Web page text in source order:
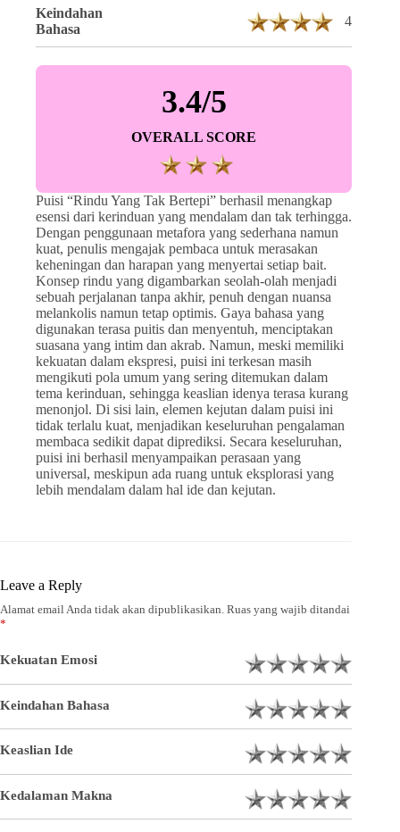
Keindahan
Bahasa
4
3.4/5
OVERALL SCORE
Puisi “Rindu Yang Tak Bertepi” berhasil menangkap
esensi dari kerinduan yang mendalam dan tak terhingga.
Dengan penggunaan metafora yang sederhana namun
kuat, penulis mengajak pembaca untuk merasakan
keheningan dan harapan yang menyertai setiap bait.
Konsep rindu yang digambarkan seolah-olah menjadi
sebuah perjalanan tanpa akhir, penuh dengan nuansa
melankolis namun tetap optimis. Gaya bahasa yang
digunakan terasa puitis dan menyentuh, menciptakan
suasana yang intim dan akrab. Namun, meski memiliki
kekuatan dalam ekspresi, puisi ini terkesan masih
mengikuti pola umum yang sering ditemukan dalam
tema kerinduan, sehingga keaslian idenya terasa kurang
menonjol. Di sisi lain, elemen kejutan dalam puisi ini
tidak terlalu kuat, menjadikan keseluruhan pengalaman
membaca sedikit dapat diprediksi. Secara keseluruhan,
puisi ini berhasil menyampaikan perasaan yang
universal, meskipun ada ruang untuk eksplorasi yang
lebih mendalam dalam hal ide dan kejutan.
Leave a Reply
Alamat email Anda tidak akan dipublikasikan. Ruas yang wajib ditandai
*
Kekuatan Emosi
Keindahan Bahasa
Keaslian Ide
Kedalaman Makna